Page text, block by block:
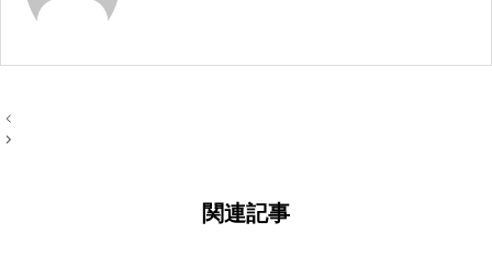
投
稿
関連記事